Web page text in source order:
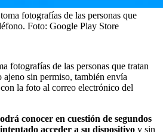
fotografías de las personas que
Foto: Google Play Store
fotografías de las personas que tratan
ajeno sin permiso, también envía
la foto al correo electrónico del
conocer en cuestión de segundos
acceder a su dispositivo y sin